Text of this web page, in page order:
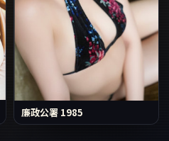
廉政公署 1985